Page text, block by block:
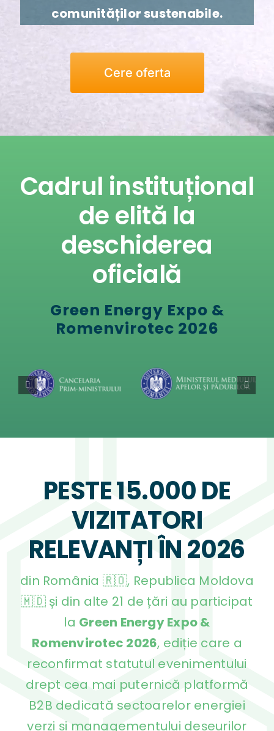
comunităților sustenabile.
Cere oferta
Cadrul instituțional
de elită la
deschiderea
oficială
Green Energy Expo &
Romenvirotec 2026
PESTE 15.000 DE
VIZITATORI
RELEVANȚI ÎN 2026
din România 🇷🇴, Republica Moldova
🇲🇩 și din alte 21 de țări au participat
laGreen Energy Expo &
Romenvirotec 2026 , ediție care a
reconfirmat statutul evenimentului
drept cea mai puternică platformă
B2B dedicată sectoarelor energiei